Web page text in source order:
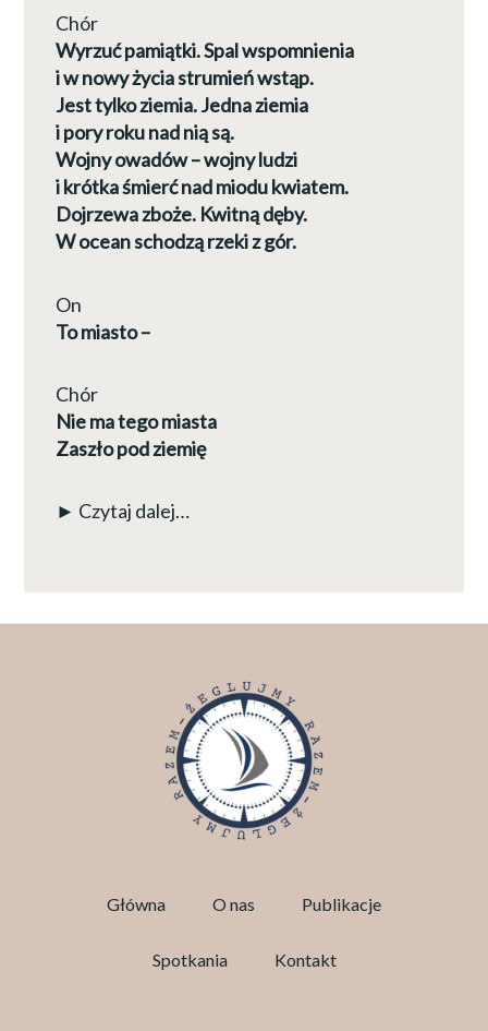
Chór
Wyrzuć pamiątki. Spal wspomnienia
i w nowy życia strumień wstąp.
Jest tylko ziemia. Jedna ziemia
i pory roku nad nią są.
Wojny owadów – wojny ludzi
i krótka śmierć nad miodu kwiatem.
Dojrzewa zboże. Kwitną dęby.
W ocean schodzą rzeki z gór.
On
To miasto –
Chór
Nie ma tego miasta
Zaszło pod ziemię
► Czytaj dalej…
Główna O nas Publikacje
Spotkania Kontakt